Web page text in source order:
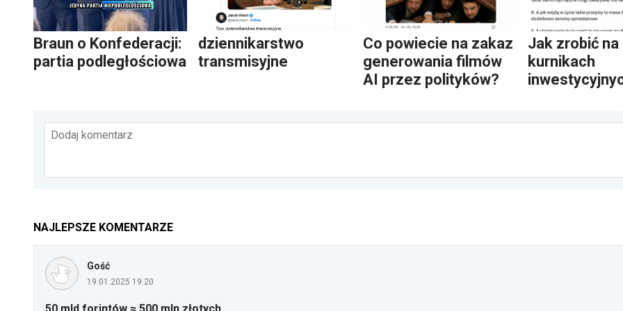
Braun o Konfederacji:
partia podległościowa
dziennikarstwo
transmisyjne
Co powiecie na zakaz
generowania filmów
AI przez polityków?
Jak zrobić na
kurnikach
Dodaj komentarz
NAJLEPSZE KOMENTARZE
Gość
19.01.2025 19:20
50 mld forintów ≈ 500 mln złotych